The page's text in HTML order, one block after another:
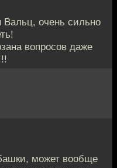
очень сильно
вопросов даже
может вообще